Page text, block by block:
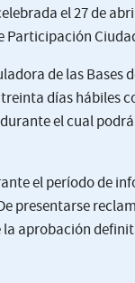
el 27 de
Participación
de las Bases
días hábiles
el cual
el período de
la aprobación